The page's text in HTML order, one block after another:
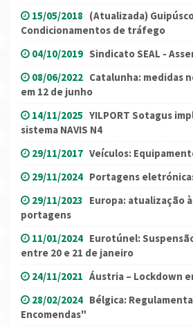
15/05/2018 (Atualizada)
Condicionamentos de tráfego
04/10/2019 Sindicato SEAL -
08/06/2022 Catalunha: medidas
em 12 de junho
14/11/2025 YILPORT Sotagus
sistema NAVIS N4
29/11/2017 Veículos:
29/11/2024 Portagens
29/11/2023 Europa: atualização
portagens
11/01/2024 Eurotúnel:
entre 20 e 21 de janeiro
24/11/2021 Áustria – Lockdown
28/02/2024 Bélgica:
Encomendas"